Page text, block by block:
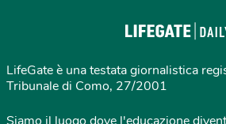
LifeGate è una testata giornalistica
Tribunale di Como, 27/2001